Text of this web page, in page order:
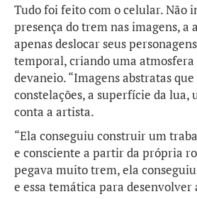
Tudo foi feito com o celular. Não
presença do trem nas imagens, a
apenas deslocar seus
temporal, criando uma atmosfera
devaneio. “Imagens abstratas
constelações, a superfície da lua,
conta a artista.
“Ela conseguiu construir um
e consciente a partir da própria
pegava muito trem, ela
e essa temática para desenvolver